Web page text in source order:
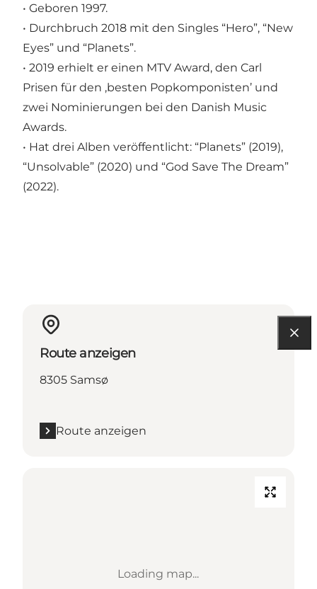
• Geboren 1997.
• Durchbruch 2018 mit den Singles “Hero”, “New
Eyes” und “Planets”.
• 2019 erhielt er einen MTV Award, den Carl
Prisen für den ‚besten Popkomponisten’ und
zwei Nominierungen bei den Danish Music
Awards.
• Hat drei Alben veröffentlicht: “Planets” (2019),
“Unsolvable” (2020) und “God Save The Dream”
(2022).
Route anzeigen
8305 Samsø
Route anzeigen
Loading map...